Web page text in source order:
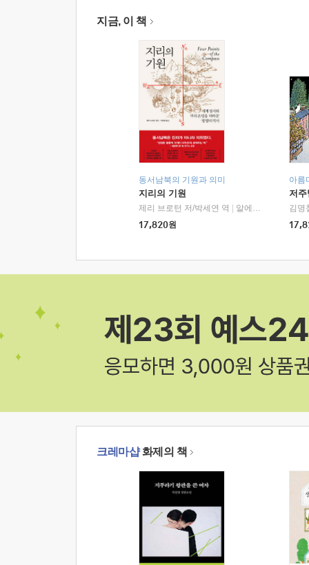
지금, 이 책
동서남북의 기원과 의미
지리의 기원
제리 브로턴 저/박세연 역
알에이치코리아(RHK)
17,820원
아름
저
김명
크레마샵화제의 책